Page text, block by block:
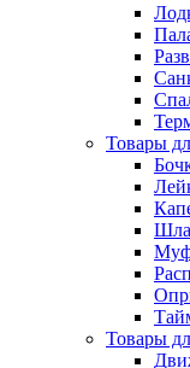
Товары
Товары